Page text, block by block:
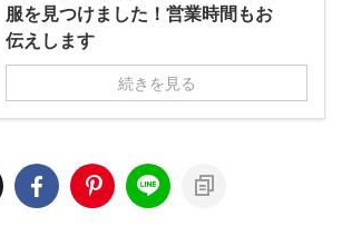
服を見つけました！営業時間もお
伝えします
続きを見る